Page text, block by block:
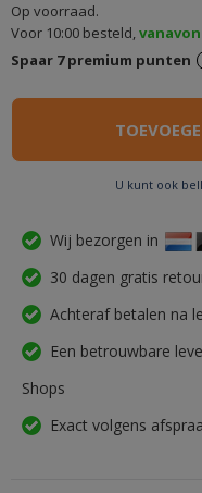
Op voorraad.
Voor 10:00 besteld,
Spaar 7premium punten
U kunt ook
Wij bezorgen in
30 dagen gratis
Achteraf betalen na
Een betrouwbare
Shops
Exact volgens